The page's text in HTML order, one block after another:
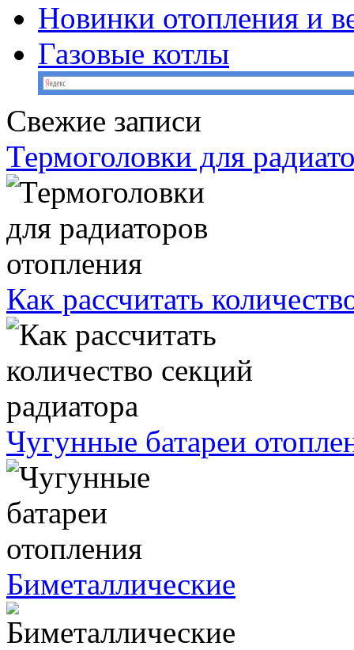
Новинки отопления и
Газовые котлы
Свежие записи
Термоголовки для
Как рассчитать
Чугунные батареи
Биметаллические